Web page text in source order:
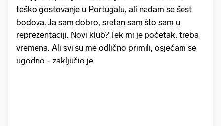
teško gostovanje u Portugalu, ali nadam se šest
bodova. Ja sam dobro, sretan sam što sam u
reprezentaciji. Novi klub? Tek mi je početak, treba
vremena. Ali svi su me odlično primili, osjećam se
ugodno - zaključio je.